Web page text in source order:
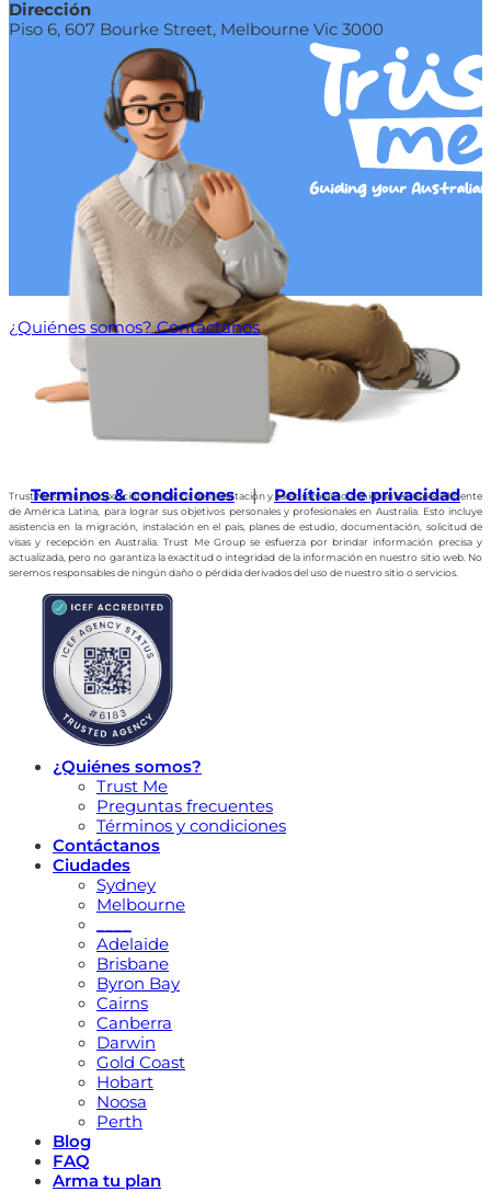
Dirección
Piso 6, 607 Bourke Street, Melbourne Vic 3000
¿Quiénes somos? Contáctanos
Terminos & condiciones| Política de privacidad
Trust Me Group proporciona servicios de orientación y asesoramiento a migrantes, especialmente
de América Latina, para lograr sus objetivos personales y profesionales en Australia. Esto incluye
asistencia en la migración, instalación en el país, planes de estudio, documentación, solicitud de
visas y recepción en Australia. Trust Me Group se esfuerza por brindar información precisa y
actualizada, pero no garantiza la exactitud o integridad de la información en nuestro sitio web. No
seremos responsables de ningún daño o pérdida derivados del uso de nuestro sitio o servicios.
¿Quiénes somos?
Trust Me
Preguntas frecuentes
Términos y condiciones
Contáctanos
Ciudades
Sydney
Melbourne
Adelaide
Brisbane
Byron Bay
Cairns
Canberra
Darwin
Gold Coast
Hobart
Noosa
Perth
Blog
FAQ
Arma tu plan